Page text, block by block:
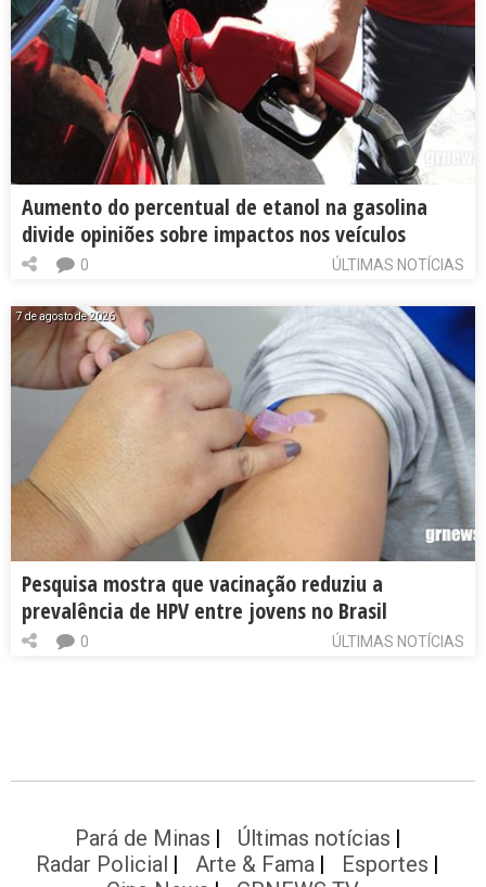
Aumento do percentual de etanol na gasolina
divide opiniões sobre impactos nos veículos
ÚLTIMAS NOTÍCIAS
0
7 de agosto de 2026
Pesquisa mostra que vacinação reduziu a
prevalência de HPV entre jovens no Brasil
ÚLTIMAS NOTÍCIAS
0
Pará de Minas
Últimas notícias
Radar Policial
Arte & Fama
Esportes